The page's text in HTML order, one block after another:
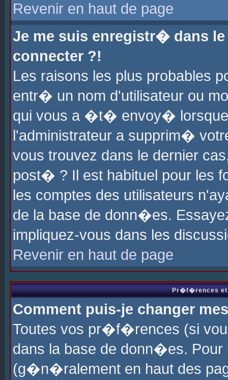
Revenir en haut de page
Je me suis enregistr� dans
connecter ?!
Les raisons les plus probables
entr� un nom d'utilisateur ou
qui vous a �t� envoy�
l'administrateur a supprim�
vous trouvez dans le dernier
post� ? Il est habituel pour les
les comptes des utilisateurs
de la base de donn�es.
impliquez-vous dans les
Revenir en haut de page
Pr�f�rences et
Comment puis-je changer
Toutes vos pr�f�rences (si
dans la base de donn�es.
(g�n�ralement en haut des